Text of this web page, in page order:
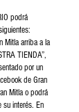
podrá
Mitla arriba a la
TIENDA”,
por un
de Gran
Mitla o podrá
su interés. En